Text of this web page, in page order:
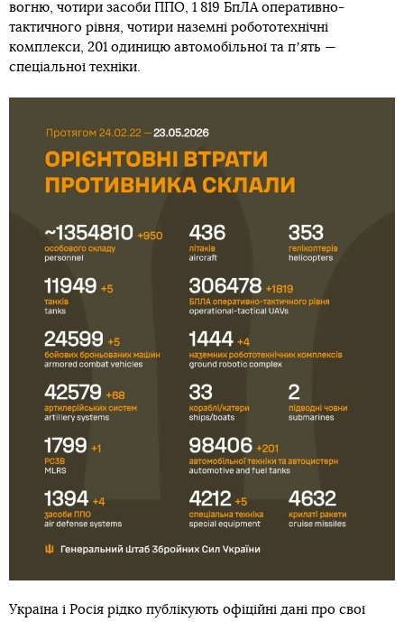
вогню, чотири засоби ППО, 1 819 БпЛА оперативно-
тактичного рівня, чотири наземні робототехнічні
комплекси, 201 одиницю автомобільної та пʼять —
спеціальної техніки.
Україна і Росія рідко публікують офіційні дані про свої